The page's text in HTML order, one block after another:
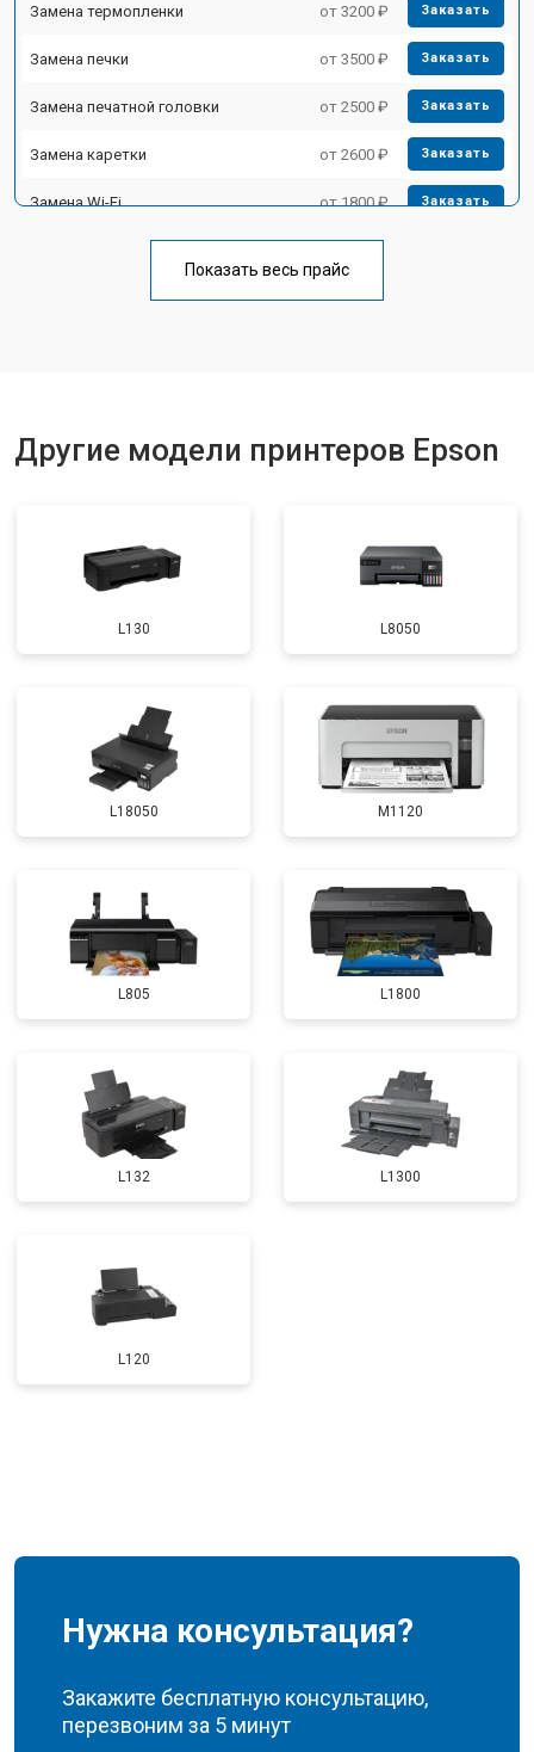
Замена термопленки от 3200 ₽ Заказать
Замена печки от 3500 ₽ Заказать
Замена печатной головки от 2500 ₽ Заказать
Замена каретки от 2600 ₽ Заказать
Замена Wi-Fi от 1800 ₽ Заказать
от 2600 ₽
Показать весь прайс
Другие модели принтеров Epson
L130 L8050
L18050 M1120
L805 L1800
L132 L1300
L120
Нужна консультация?
Закажите бесплатную консультацию,
перезвоним за 5 минут